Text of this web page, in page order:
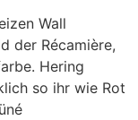
Wall
der Récamière,
Hering
so ihr wie Rot